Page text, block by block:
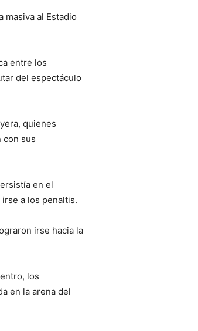
masiva al Estadio
entre los
del espectáculo
quienes
con sus
en el
a los penaltis.
irse hacia la
los
en la arena del